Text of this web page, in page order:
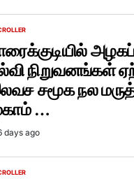
நிறுவனங்கள்
சமூக நல
…
days ago